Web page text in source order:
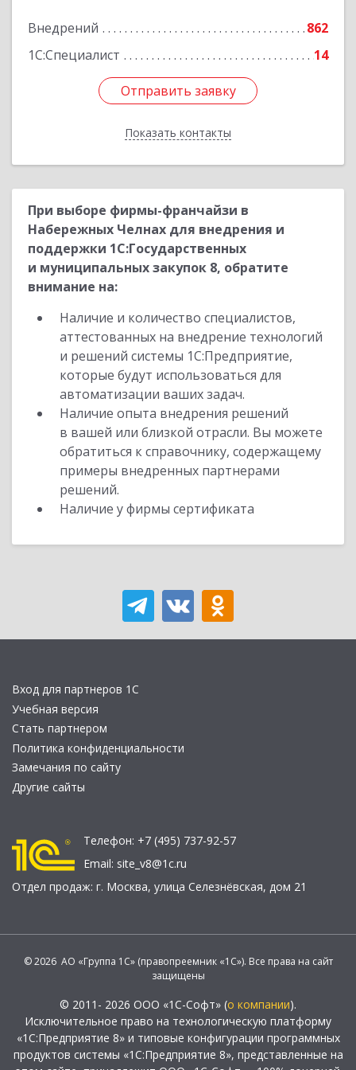
Внедрений
862
1С:Специалист
14
Отправить заявку
Показать контакты
Подробнее
Отправить заявку
Назад
При выборе фирмы-франчайзи в
Набережных Челнах для внедрения и
поддержки 1С:Государственных
и муниципальных закупок 8, обратите
внимание на:
Наличие и количество специалистов,
аттестованных на внедрение технологий
и решений системы 1С:Предприятие,
которые будут использоваться для
автоматизации ваших задач.
Наличие опыта внедрения решений
в вашей или близкой отрасли. Вы можете
обратиться к справочнику, содержащему
примеры внедренных партнерами
решений.
Наличие у фирмы сертификата
Вход для партнеров 1С
Учебная версия
Стать партнером
Политика конфиденциальности
Замечания по сайту
Другие сайты
Телефон: +7 (495) 737-92-57
Email: site_v8@1c.ru
Отдел продаж: г. Москва, улица Селезнёвская, дом 21
© 2026 АО «Группа 1С» (правопреемник «1С»). Все права на сайт
защищены
© 2011- 2026 ООО «1С-Софт» (о компании).
Исключительное право на технологическую платформу
«1С:Предприятие 8» и типовые конфигурации программных
продуктов системы «1С:Предприятие 8», представленные на